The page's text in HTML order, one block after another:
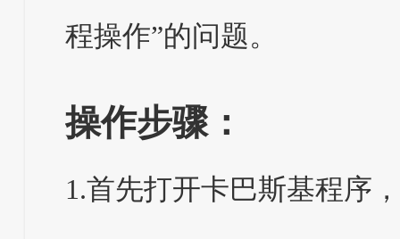
程操作”的问题。
操作步骤：
1.首先打开卡巴斯基程序